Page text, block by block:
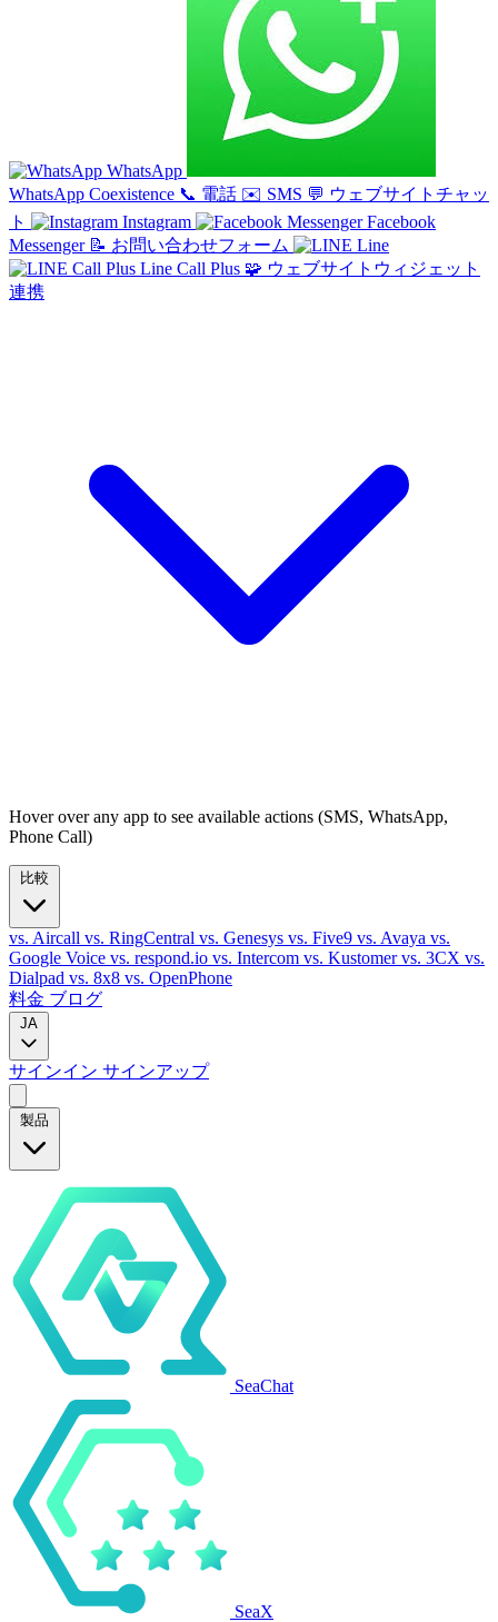
WhatsApp
WhatsApp Coexistence 📞 電話 ✉️ SMS 💬 ウェブサイトチャッ
ト
Instagram
Facebook
Messenger 📝 お問い合わせフォーム
Line
Line Call Plus 🧩 ウェブサイトウィジェット
連携
Hover over any app to see available actions (SMS, WhatsApp,
Phone Call)
vs. Aircall vs. RingCentral vs. Genesys vs. Five9 vs. Avaya vs.
Google Voice vs. respond.io vs. Intercom vs. Kustomervs. 3CX vs.
Dialpad vs. 8x8 vs. OpenPhone
料金 ブログ
JA
サインイン サインアップ
製品
SeaChat
SeaX